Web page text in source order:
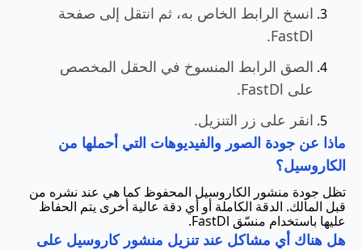
انسخ الرابط الخاص به، ثم انتقل إلى صفحة
FastDl.
الصق الرابط المنسوخ في الحقل المخصص
على FastDl.
انقر على زر التنزيل.
ماذا عن جودة الصور والفيديوهات التي أحملها من
الكاروسيل؟
تظل جودة منشور الكاروسيل المحفوظ كما هي عند نشره من
قبل المالك. الدقة الكاملة أو أي دقة عالية أخرى يتم الحفاظ
عليها باستخدام منسّق FastDl.
هل هناك أي مشاكل عند تنزيل منشور كاروسيل على